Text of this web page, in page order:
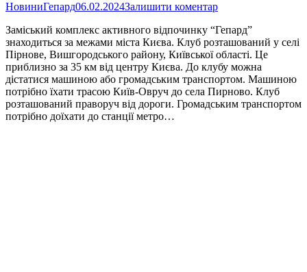
НовиниГепард06.02.2024Залишити коментар
Заміський комплекс активного відпочинку “Гепард”
знаходиться за межами міста Києва. Клуб розташований у селі
Пірнове, Вишгородського району, Київської області. Це
приблизно за 35 км від центру Києва. До клубу можна
дістатися машиною або громадським транспортом. Машиною
потрібно їхати трасою Київ-Овруч до села Пирново. Клуб
розташований праворуч від дороги. Громадським транспортом
потрібно доїхати до станції метро…